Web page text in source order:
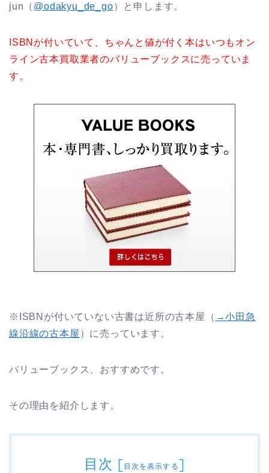
jun（ @odakyu_de_go）と申します。
ISBNが付いていて、ちゃんと値が付く本はいつもオン
ライン古本買取業者のバリューブックスに売っていま
す。
※ISBNが付いていない古書は近所の古本屋（ →小田急
線沿線の古本屋 ）に売っています。
バリューブックス、おすすめです。
その理由を紹介します。
目次 [目次を表示する]